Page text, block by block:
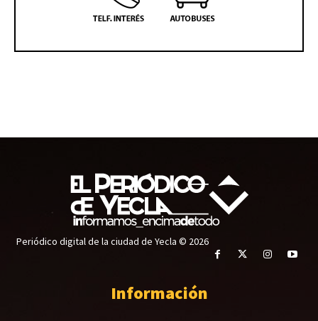
Periódico digital de la ciudad de Yecla © 2026
Información